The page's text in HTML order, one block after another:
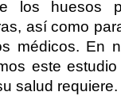
los huesos
así como
médicos. En
este
salud requiere.